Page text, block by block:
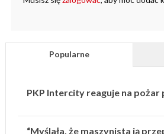
Popularne
PKP Intercity reaguje na pożar
“Myślała, że maszynista ją